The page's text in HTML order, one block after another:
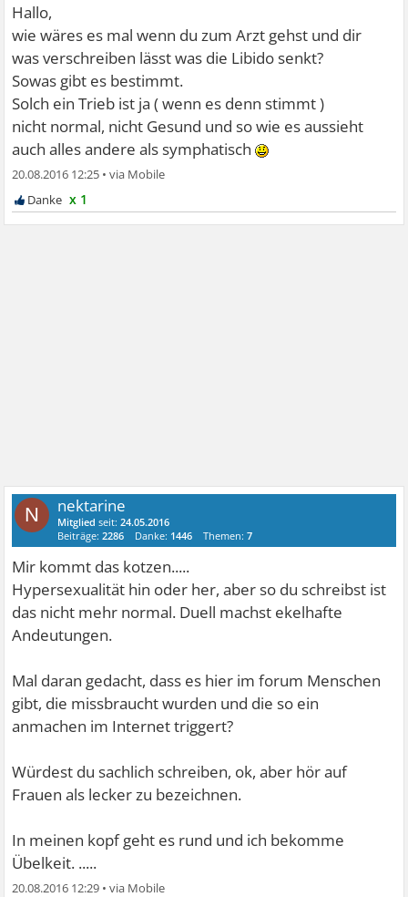
Hallo,
wie wäres es mal wenn du zum Arzt gehst und dir
was verschreiben lässt was die Libido senkt?
Sowas gibt es bestimmt.
Solch ein Trieb ist ja ( wenn es denn stimmt )
nicht normal, nicht Gesund und so wie es aussieht
auch alles andere als symphatisch
20.08.2016 12:25 •
x 1
N nektarine
Mitglied seit:24.05.2016
Beiträge:2286 Danke: 1446 Themen:7
Mir kommt das kotzen.....
Hypersexualität hin oder her, aber so du schreibst ist
das nicht mehr normal. Duell machst ekelhafte
Andeutungen.
Mal daran gedacht, dass es hier im forum Menschen
gibt, die missbraucht wurden und die so ein
anmachen im Internet triggert?
Würdest du sachlich schreiben, ok, aber hör auf
Frauen als lecker zu bezeichnen.
In meinen kopf geht es rund und ich bekomme
Übelkeit. .....
20.08.2016 12:29 •